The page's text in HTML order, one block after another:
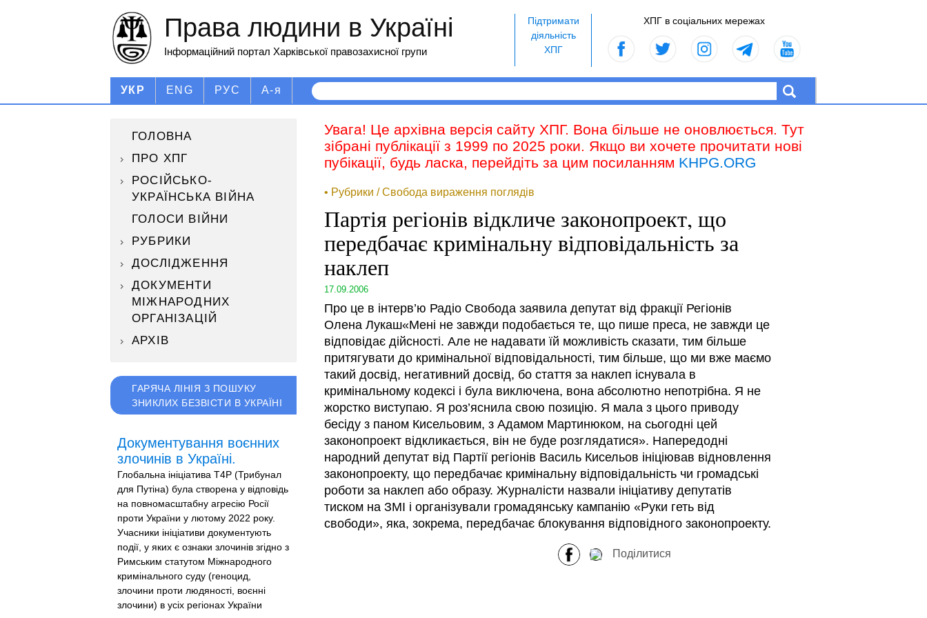
ХПГ в соціальних мережах
Підтримати
діяльність
ХПГ
Права людини в Україні
Інформаційний портал Харківської правозахисної групи
УКР ENG РУС А-я
ГОЛОВНА
ПРО ХПГ
РОСІЙСЬКО-
УКРАЇНСЬКА ВІЙНА
ГОЛОСИ ВІЙНИ
РУБРИКИ
ДОСЛІДЖЕННЯ
ДОКУМЕНТИ
МІЖНАРОДНИХ
ОРГАНІЗАЦІЙ
АРХІВ
ГАРЯЧА ЛІНІЯ З ПОШУКУ
ЗНИКЛИХ БЕЗВІСТИ В УКРАЇНІ
Документування воєнних
злочинів в Україні.
Глобальна ініціатива T4P (Трибунал
для Путіна) була створена у відповідь
на повномасштабну агресію Росії
проти України у лютому 2022 року.
Учасники ініціативи документують
події, у яких є ознаки злочинів згідно з
Римським статутом Міжнародного
кримінального суду (геноцид,
злочини проти людяності, воєнні
злочини) в усіх регіонах України
Увага! Це архівна версія сайту ХПГ. Вона більше не оновлюється. Тут
зібрані публікації з 1999 по 2025 роки. Якщо ви хочете прочитати нові
пубікації, будь ласка, перейдіть за цим посиланням KHPG.ORG
• Рубрики / Свобода вираження поглядів
Партія регіонів відкличе законопроект, що
передбачає кримінальну відповідальність за
наклеп
17.09.2006
Про це в інтерв’ю Радіо Свобода заявила депутат від фракції Регіонів
Олена Лукаш«Мені не завжди подобається те, що пише преса, не завжди це
відповідає дійсності. Але не надавати їй можливість сказати, тим більше
притягувати до кримінальної відповідальності, тим більше, що ми вже маємо
такий досвід, негативний досвід, бо стаття за наклеп існувала в
кримінальному кодексі і була виключена, вона абсолютно непотрібна. Я не
жорстко виступаю. Я роз’яснила свою позицію. Я мала з цього приводу
бесіду з паном Кисельовим, з Адамом Мартинюком, на сьогодні цей
законопроект відкликається, він не буде розглядатися». Напередодні
народний депутат від Партії регіонів Василь Кисельов ініціював відновлення
законопроекту, що передбачає кримінальну відповідальність чи громадські
роботи за наклеп або образу. Журналісти назвали ініціативу депутатів
тиском на ЗМІ і організували громадянську кампанію «Руки геть від
свободи», яка, зокрема, передбачає блокування відповідного законопроекту.
Поділитися